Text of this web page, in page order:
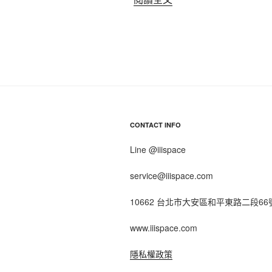
意
提
CONTACT INFO
Line @iiispace
service@iiispace.com
10662 台北市大安區和平東路二段66
www.iiispace.com
隱私權政策